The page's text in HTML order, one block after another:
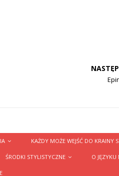
KAŻDY MOŻE WEJŚĆ DO KRAINY
ŚRODKI STYLISTYCZNE O JĘZYKU